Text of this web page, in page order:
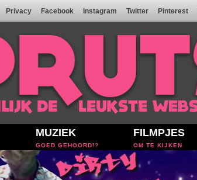
Privacy Facebook Instagram Twitter Pinterest
MUZIEK
GOED GEHOORD!?
FILMPJES
OM TE KIJKEN